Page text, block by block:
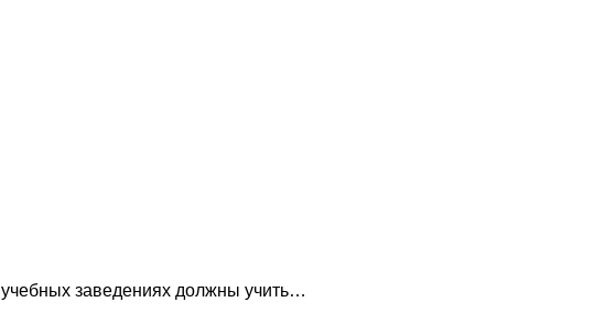
заведениях должны учить…